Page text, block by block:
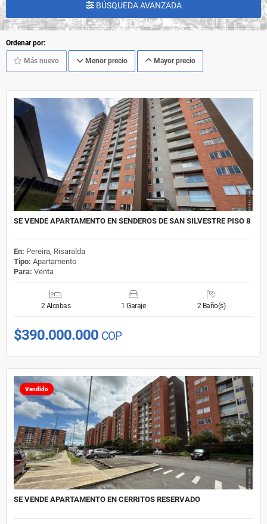
BÚSQUEDA AVANZADA
Ordenar por:
Más nuevo Menor precio Mayor precio
SE VENDE APARTAMENTO EN SENDEROS DE SAN SILVESTRE PISO 8
En: Pereira, Risaralda
Tipo: Apartamento
Para: Venta
2 Alcobas 1 Garaje 2 Baño(s)
$390.000.000 COP
Vendido
SE VENDE APARTAMENTO EN CERRITOS RESERVADO